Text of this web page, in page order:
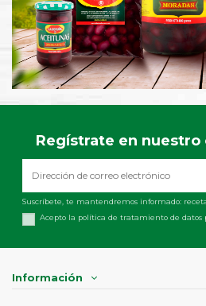
Regístrate en
Suscríbete, te mantendremos informado:
Acepto la política de tratamiento de datos
Información